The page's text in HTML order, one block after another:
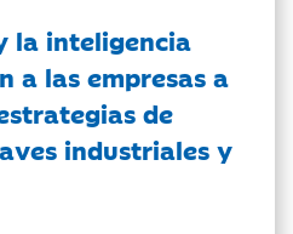
la inteligencia
a las empresas a
de
industriales y